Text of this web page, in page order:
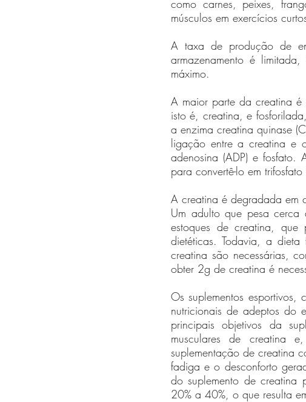
como carnes, peixes,
músculos em exercícios
A taxa de produção de
armazenamento é
máximo.
A maior parte da creatina é
isto é, creatina, e
a enzima creatina quinase
ligação entre a creatina e
adenosina (ADP) e
para convertê-lo em
A creatina é degradada em
Um adulto que pesa
estoques de creatina,
dietéticas. Todavia, a
creatina são necessárias,
obter 2g de creatina é
Os suplementos
nutricionais de adeptos do
principais objetivos da
musculares de creatina
suplementação de creatina
fadiga e o desconforto
do suplemento de creatina
20% a 40%, o que resulta